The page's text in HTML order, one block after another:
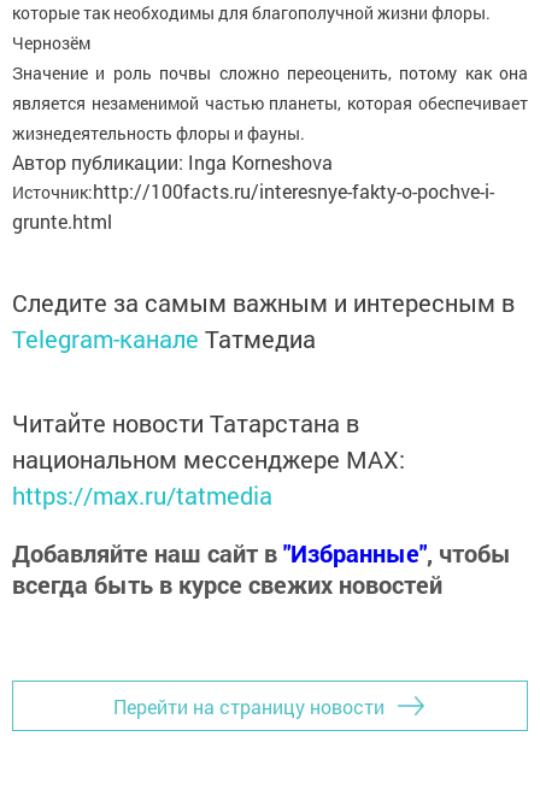
которые так необходимы для благополучной жизни флоры.
Чернозём
Значение и роль почвы сложно переоценить, потому как она
является незаменимой частью планеты, которая обеспечивает
жизнедеятельность флоры и фауны.
Автор публикации: Inga Korneshova
Источник:http://100facts.ru/interesnye-fakty-o-pochve-i-
grunte.html
Следите за самым важным и интересным в
Telegram-канале Татмедиа
Читайте новости Татарстана в
национальном мессенджере MАХ:
https://max.ru/tatmedia
Добавляйте наш сайт в"Избранные", чтобы
всегда быть в курсе свежих новостей
Перейти на страницу новости